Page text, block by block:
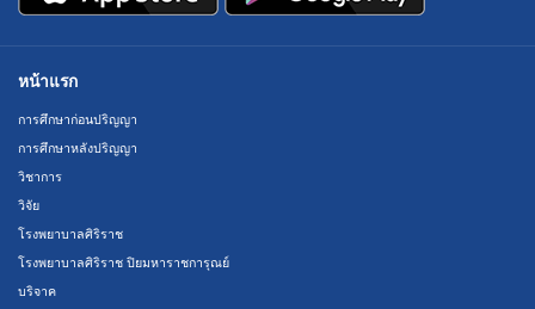
หน้าแรก
การศึกษาก่อนปริญญา
การศึกษาหลังปริญญา
วิชาการ
วิจัย
โรงพยาบาลศิริราช
โรงพยาบาลศิริราช ปิยมหาราชการุณย์
บริจาค